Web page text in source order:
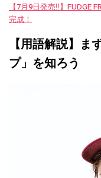
【7月9日発売‼︎】FUDGE
完成！
【用語解説】
プ」を知ろう